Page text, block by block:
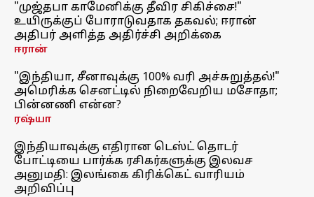
"முஜ்தபா காமேனிக்கு தீவிர சிகிச்சை!"
உயிருக்குப் போராடுவதாக தகவல்; ஈரான்
அதிபர் அளித்த அதிர்ச்சி அறிக்கை
ஈரான்
"இந்தியா, சீனாவுக்கு 100% வரி அச்சுறுத்தல்!"
அமெரிக்க செனட்டில் நிறைவேறிய மசோதா;
பின்னணி என்ன?
ரஷ்யா
இந்தியாவுக்கு எதிரான டெஸ்ட் தொடர்
போட்டியை பார்க்க ரசிகர்களுக்கு இலவச
அனுமதி: இலங்கை கிரிக்கெட் வாரியம்
அறிவிப்பு